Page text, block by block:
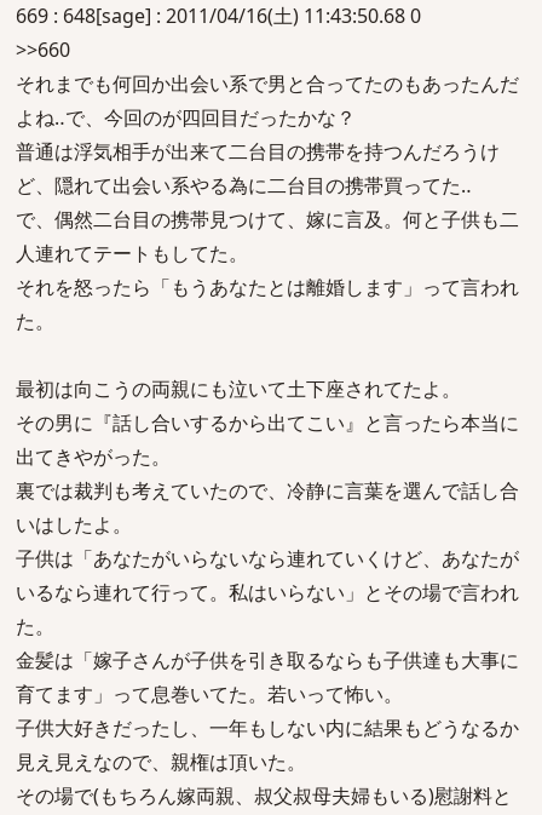
669 : 648[sage] : 2011/04/16(土) 11:43:50.68 0
>>660
それまでも何回か出会い系で男と合ってたのもあったんだ
よね‥で、今回のが四回目だったかな？
普通は浮気相手が出来て二台目の携帯を持つんだろうけ
ど、隠れて出会い系やる為に二台目の携帯買ってた‥
で、偶然二台目の携帯見つけて、嫁に言及。何と子供も二
人連れてテートもしてた。
それを怒ったら「もうあなたとは離婚します」って言われ
た。
最初は向こうの両親にも泣いて土下座されてたよ。
その男に『話し合いするから出てこい』と言ったら本当に
出てきやがった。
裏では裁判も考えていたので、冷静に言葉を選んで話し合
いはしたよ。
子供は「あなたがいらないなら連れていくけど、あなたが
いるなら連れて行って。私はいらない」とその場で言われ
た。
金髪は「嫁子さんが子供を引き取るならも子供達も大事に
育てます」って息巻いてた。若いって怖い。
子供大好きだったし、一年もしない内に結果もどうなるか
見え見えなので、親権は頂いた。
その場で(もちろん嫁両親、叔父叔母夫婦もいる)慰謝料と